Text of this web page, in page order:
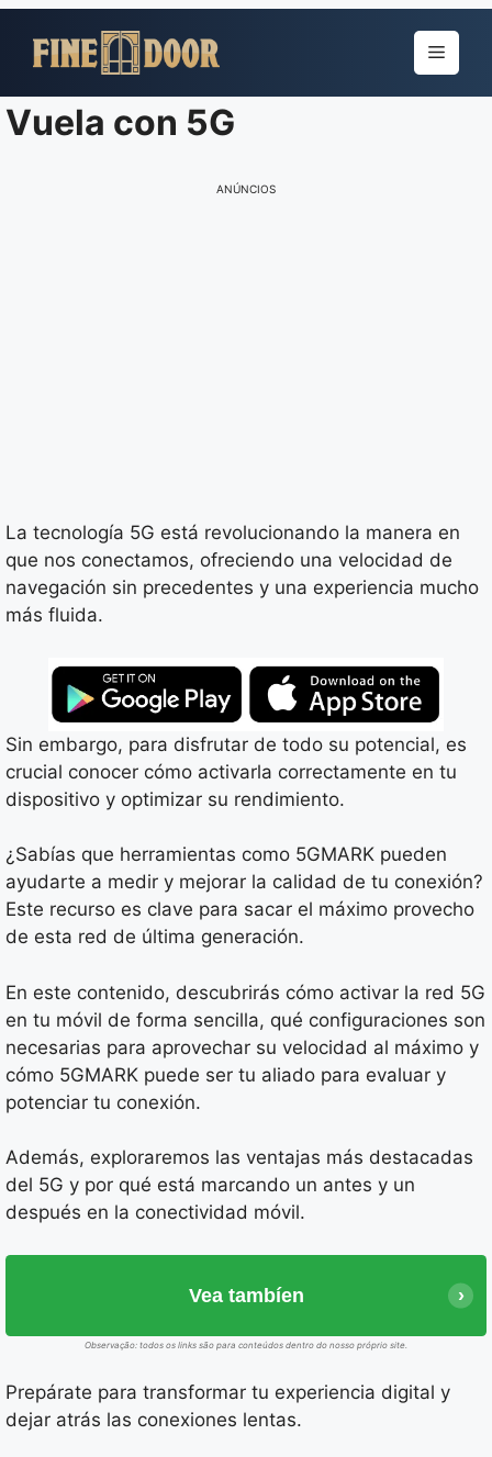
para
conteúdo
Menu
Vuela con 5G
ANÚNCIOS
La tecnología 5G está revolucionando la manera en
que nos conectamos, ofreciendo una velocidad de
navegación sin precedentes y una experiencia mucho
más fluida.
Sin embargo, para disfrutar de todo su potencial, es
crucial conocer cómo activarla correctamente en tu
dispositivo y optimizar su rendimiento.
¿Sabías que herramientas como 5GMARK pueden
ayudarte a medir y mejorar la calidad de tu conexión?
Este recurso es clave para sacar el máximo provecho
de esta red de última generación.
En este contenido, descubrirás cómo activar la red 5G
en tu móvil de forma sencilla, qué configuraciones son
necesarias para aprovechar su velocidad al máximo y
cómo 5GMARK puede ser tu aliado para evaluar y
potenciar tu conexión.
Además, exploraremos las ventajas más destacadas
del 5G y por qué está marcando un antes y un
después en la conectividad móvil.
Vea tambíen
Observação: todos os links são para conteúdos dentro do nosso próprio site.
Prepárate para transformar tu experiencia digital y
dejar atrás las conexiones lentas.